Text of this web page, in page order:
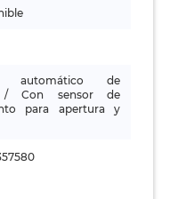
automático de
/ Con sensor de
para apertura y